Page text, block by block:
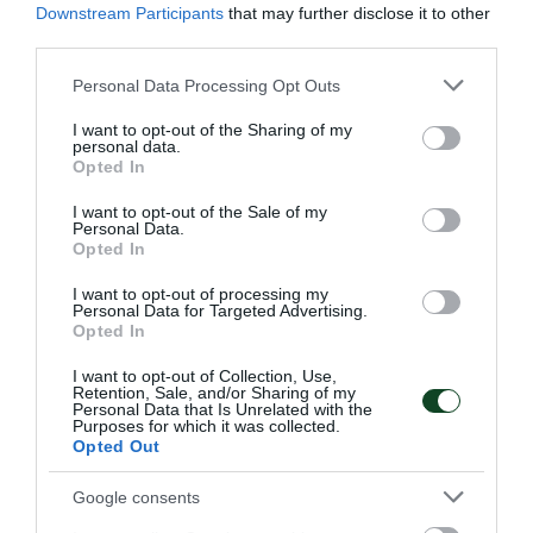
Downstream Participants that may further disclose it to other
Please note that this website/app uses one or more Google
not limited to your visit or usage behaviour. You may click to
grant or deny consent to Google and its third-party tags to
use your data for below specified purposes in below Google
consent section.
Personal Data Processing Opt Outs
I want to opt-out of the Sharing of my
personal data.
Opted In
I want to opt-out of the Sale of my
Personal Data.
Opted In
I want to opt-out of processing my
Personal Data for Targeted Advertising.
Opted In
I want to opt-out of Collection, Use,
Retention, Sale, and/or Sharing of my
Personal Data that Is Unrelated with the
Purposes for which it was collected.
Opted Out
Google consents
Σημαντικές διακρίσεις στους
αγώνες του Διρού
βάθρο, οι αθλητές και οι αθλήτριες του Παναθηναϊκού
ξεχώρισαν στους αγώνες του Σκοπευτικού Ομίλου Ταίναρο
στο Διρό.
27.06.2026 ΣΚΟΠΟΒΟΛΗ